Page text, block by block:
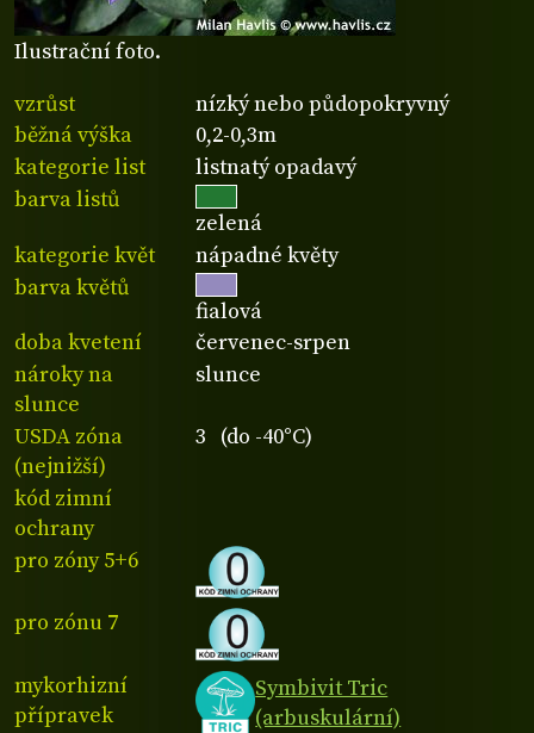
Ilustrační foto.
vzrůst
nízký nebo půdopokryvný
běžná výška
0,2-0,3m
kategorie list
listnatý opadavý
barva listů
zelená
kategorie květ
nápadné květy
barva květů
fialová
doba kvetení
červenec-srpen
nároky na
slunce
slunce
USDA zóna
(nejnižší)
3 (do -40°C)
kód zimní
ochrany
pro zóny 5+6
pro zónu 7
mykorhizní
přípravek
Symbivit Tric
(arbuskulární)